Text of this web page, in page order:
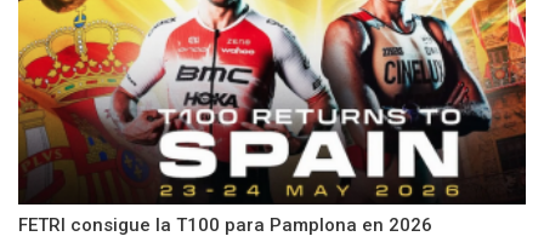
FETRI consigue la T100 para Pamplona en 2026